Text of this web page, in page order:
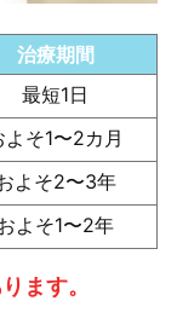
治療期間
最短1日
よそ1〜2カ月
よそ2〜3年
よそ1〜2年
ます。